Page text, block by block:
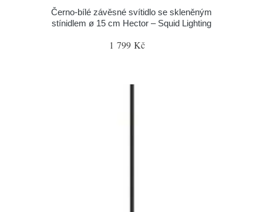
Černo-bílé závěsné svítidlo se skleněným
stínidlem ø 15 cm Hector – Squid Lighting
1 799 Kč